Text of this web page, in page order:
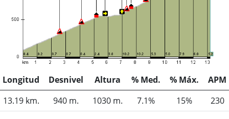
Longitud Desnivel Altura % Med. % Máx.
APM
13.19 km.
940 m. 1030 m. 7.1% 15% 230